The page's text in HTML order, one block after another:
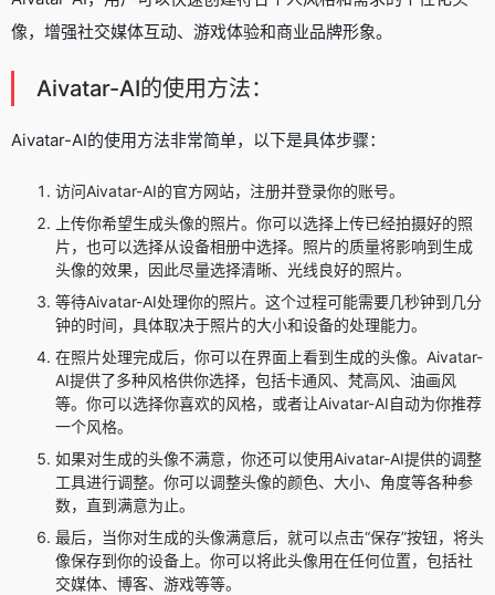
像，增强社交媒体互动、游戏体验和商业品牌形象。
Aivatar-AI的使用方法：
Aivatar-AI的使用方法非常简单，以下是具体步骤：
访问Aivatar-AI的官方网站，注册并登录你的账号。
上传你希望生成头像的照片。你可以选择上传已经拍摄好的照
片，也可以选择从设备相册中选择。照片的质量将影响到生成
头像的效果，因此尽量选择清晰、光线良好的照片。
等待Aivatar-AI处理你的照片。这个过程可能需要几秒钟到几分
钟的时间，具体取决于照片的大小和设备的处理能力。
在照片处理完成后，你可以在界面上看到生成的头像。Aivatar-
AI提供了多种风格供你选择，包括卡通风、梵高风、油画风
等。你可以选择你喜欢的风格，或者让Aivatar-AI自动为你推荐
一个风格。
如果对生成的头像不满意，你还可以使用Aivatar-AI提供的调整
工具进行调整。你可以调整头像的颜色、大小、角度等各种参
数，直到满意为止。
最后，当你对生成的头像满意后，就可以点击“保存”按钮，将头
像保存到你的设备上。你可以将此头像用在任何位置，包括社
交媒体、博客、游戏等等。